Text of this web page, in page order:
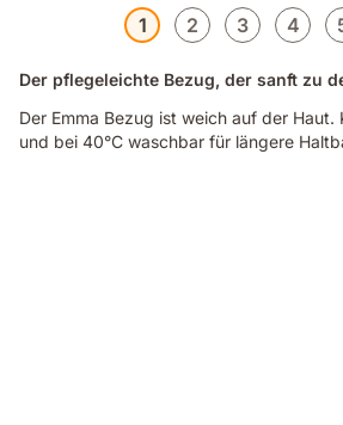
1 2 3 4
Der pflegeleichte Bezug, der sanft zu
Der Emma Bezug ist weich auf der
und bei 40°C waschbar für längere